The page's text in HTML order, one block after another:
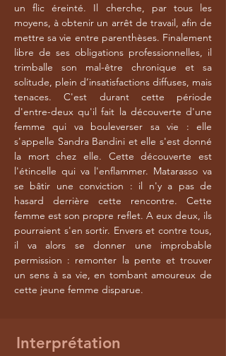
un flic éreinté. Il cherche, par tous les
moyens, à obtenir un arrêt de travail, afin de
mettre sa vie entre parenthèses. Finalement
libre de ses obligations professionnelles, il
trimballe son mal-être chronique et sa
solitude, plein d’insatisfactions diffuses, mais
tenaces. C'est durant cette période
d'entre-deux qu'il fait la découverte d'une
femme qui va bouleverser sa vie : elle
s'appelle Sandra Bandini et elle s'est donné
la mort chez elle. Cette découverte est
l'étincelle qui va l'enflammer. Matarasso va
se bâtir une conviction : il n'y a pas de
hasard derrière cette rencontre. Cette
femme est son propre reflet. A eux deux, ils
pourraient s'en sortir. Envers et contre tous,
il va alors se donner une improbable
permission : remonter la pente et trouver
un sens à sa vie, en tombant amoureux de
cette jeune femme disparue.
Interprétation